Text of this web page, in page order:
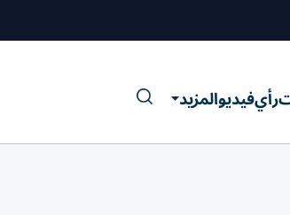
رأيفيديوالمزيد